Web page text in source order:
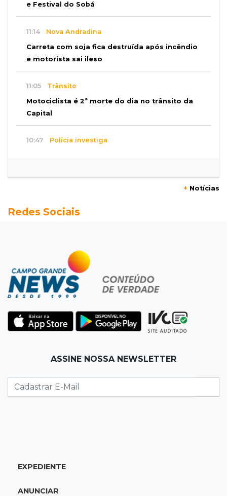
e Festival do Sobá
11:14 Nova Andradina
Carreta com soja fica destruída após incêndio
e motorista sai ileso
11:05 Trânsito
Motociclista é 2ª morte do dia no trânsito da
Capital
10:47 Polícia investiga
Federação oficializa Delcídio e disputa ao
Cidade Jardim
Empresária perde quase R$ 30 mil em golpe
da falsa oferta de empréstimo
Anvisa sobe alerta sobre testosterona sem
indicação como risco ao coração
Comércio exterior
alta das exportações
10:09Corumbá
comunidade volta a ficar isolada no Pantanal
+ Notícias
Redes Sociais
ASSINE NOSSA NEWSLETTER
EXPEDIENTE
ANUNCIAR